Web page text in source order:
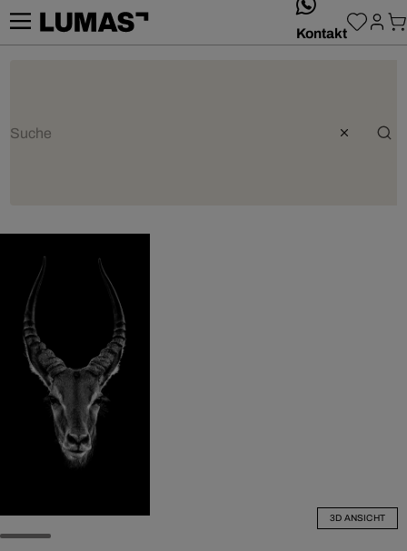
Kontakt
3D ANSICHT